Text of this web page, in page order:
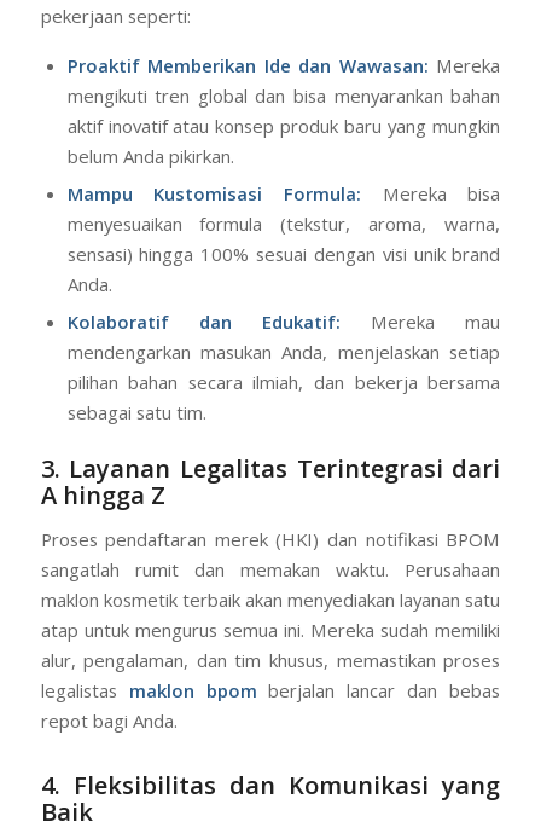
pekerjaan seperti:
Proaktif Memberikan Ide dan Wawasan: Mereka
mengikuti tren global dan bisa menyarankan bahan
aktif inovatif atau konsep produk baru yang mungkin
belum Anda pikirkan.
Mampu Kustomisasi Formula: Mereka bisa
menyesuaikan formula (tekstur, aroma, warna,
sensasi) hingga 100% sesuai dengan visi unik brand
Anda.
Kolaboratif dan Edukatif: Mereka mau
mendengarkan masukan Anda, menjelaskan setiap
pilihan bahan secara ilmiah, dan bekerja bersama
sebagai satu tim.
3. Layanan Legalitas Terintegrasi dari
A hingga Z
Proses pendaftaran merek (HKI) dan notifikasi BPOM
sangatlah rumit dan memakan waktu. Perusahaan
maklon kosmetik terbaik akan menyediakan layanan satu
atap untuk mengurus semua ini. Mereka sudah memiliki
alur, pengalaman, dan tim khusus, memastikan proses
legalistas maklon bpom berjalan lancar dan bebas
repot bagi Anda.
4. Fleksibilitas dan Komunikasi yang
Baik